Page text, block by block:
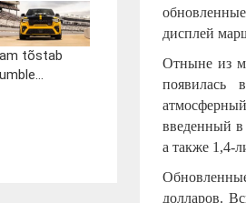
tõstab
дисплей
Отныне из
появилась
введенный
а также 1,4-
долларов.